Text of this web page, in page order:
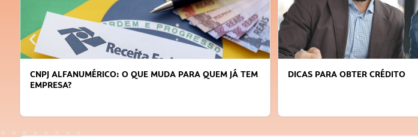
MUDA PARA QUEM JÁ TEM DICAS PARA OBTER CRÉDITO